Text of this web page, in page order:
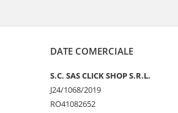
DATE COMERCIALE
S.C. SAS CLICK SHOP S.R.L.
J24/1068/2019
RO41082652